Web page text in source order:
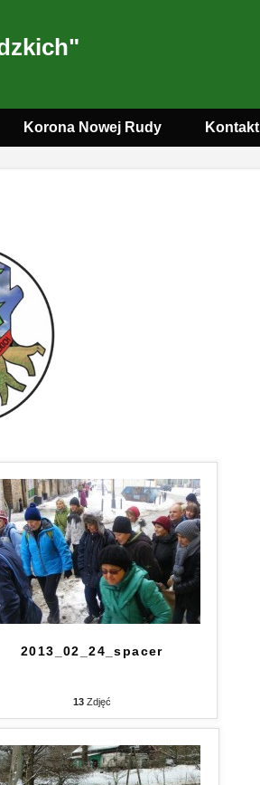
Korona Nowej Rudy Kontakt
2013_02_24_spacer
13 Zdjęć